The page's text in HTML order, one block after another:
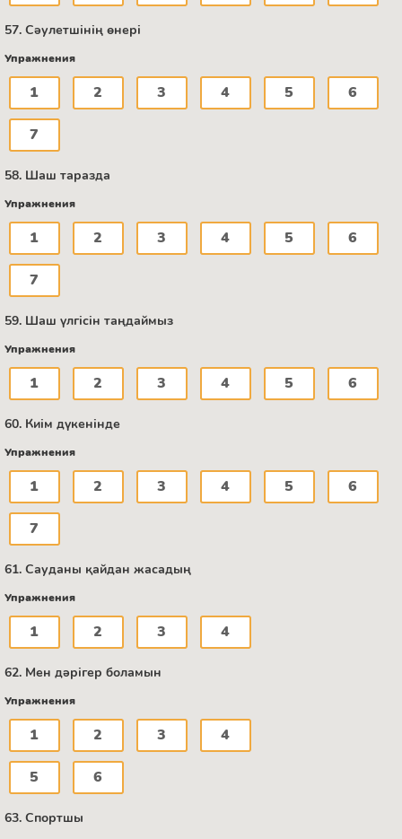
57. Сәулетшінің өнері
Упражнения
1 2 3 4 5 6
7
58. Шаш таразда
Упражнения
1 2 3 4 5 6
7
59. Шаш үлгісін таңдаймыз
Упражнения
1 2 3 4 5 6
60. Киім дүкенінде
Упражнения
1 2 3 4 5 6
7
61. Сауданы қайдан жасадың
Упражнения
1 2 3 4
62. Мен дәрігер боламын
Упражнения
1 2 3 4
5 6
63. Спортшы